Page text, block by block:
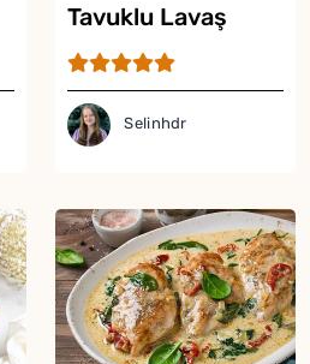
Tavuklu Lavaş
Külahı Tarifi
Selinhdr